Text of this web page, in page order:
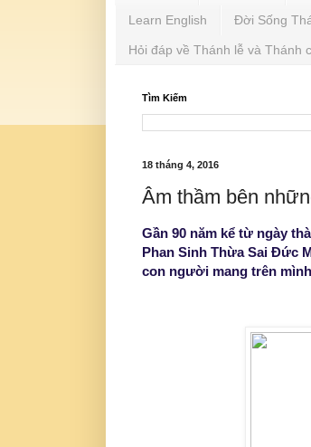
Learn English Đời Sống
Hỏi đáp về Thánh lễ và Thánh
Tìm Kiếm
18 tháng 4, 2016
Âm thầm bên
Gần 90 năm kể từ ngày
Phan Sinh Thừa Sai Đức
con người mang trên